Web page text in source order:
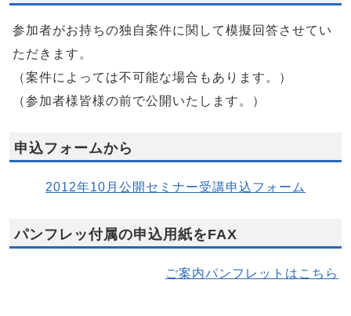
参加者がお持ちの独自案件に関して模擬回答させてい
ただきます。
（案件によっては不可能な場合もあります。）
（参加者様皆様の前で公開いたします。）
申込フォームから
2012年10月公開セミナー受講申込フォーム
パンフレッ付属の申込用紙をFAX
ご案内パンフレットはこちら